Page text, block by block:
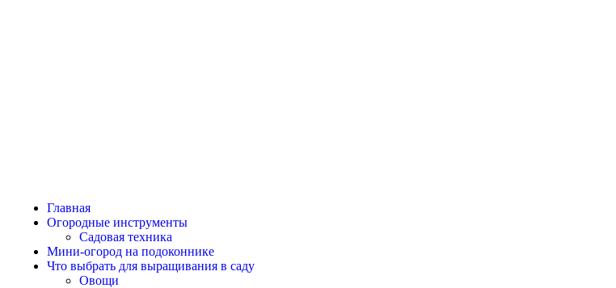
Главная
Огородные инструменты
Садовая техника
Мини-огород на подоконнике
Что выбрать для выращивания в саду
Овощи